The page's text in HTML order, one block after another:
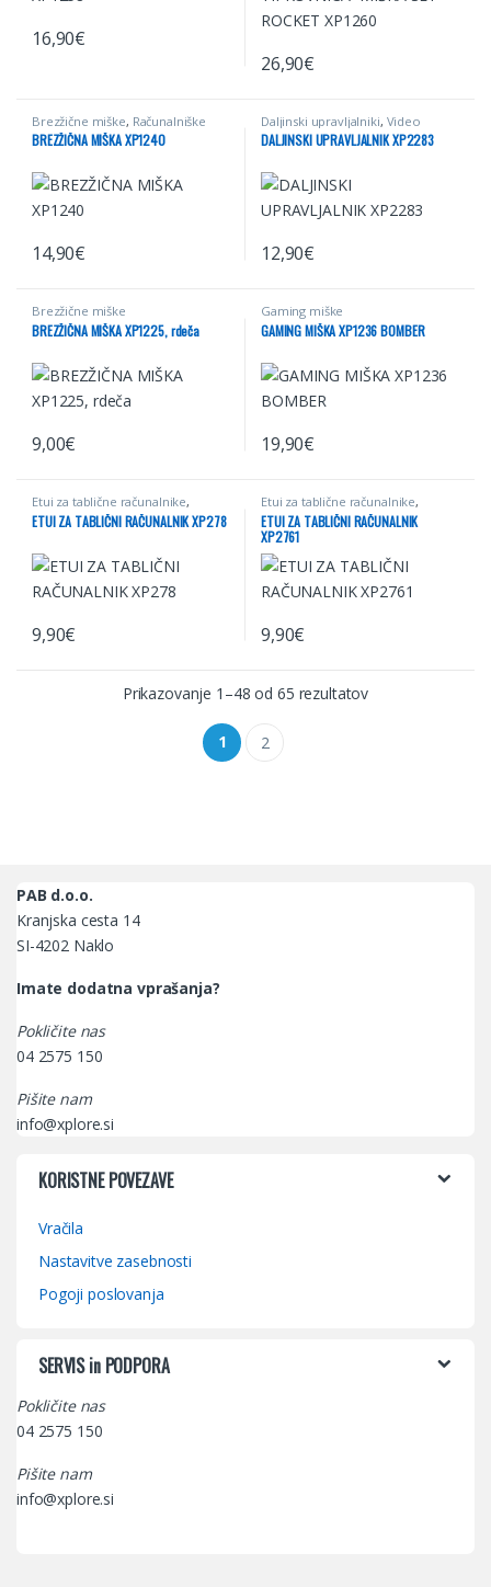
16,90€
26,90€
Brezžične miške, Računalniške
miške,Računalništvo
BREZŽIČNA MIŠKA XP1240
14,90€
Daljinski upravljalniki, Video
DALJINSKI UPRAVLJALNIK XP2283
12,90€
Brezžične miške
BREZŽIČNA MIŠKA XP1225, rdeča
9,00€
Gaming miške
GAMING MIŠKA XP1236 BOMBER
19,90€
Etui za tablične računalnike,
Mobilna telefonija,Računalništvo
ETUI ZA TABLIČNI RAČUNALNIK XP278
9,90€
Ta izdelek ima več različic. Možnosti lahko izberete na strani
Etui za tablične računalnike,
Mobilna telefonija,Računalništvo
ETUI ZA TABLIČNI RAČUNALNIK
XP2761
9,90€
Ta izdelek ima več različic.
Prikazovanje 1–48 od 65 rezultatov
1 2
PAB d.o.o.
Kranjska cesta 14
SI-4202 Naklo
Imate dodatna vprašanja?
Pokličite nas
04 2575 150
Pišite nam
info@xplore.si
KORISTNE POVEZAVE
Vračila
Nastavitve zasebnosti
Pogoji poslovanja
SERVIS in PODPORA
Pokličite nas
04 2575 150
Pišite nam
info@xplore.si